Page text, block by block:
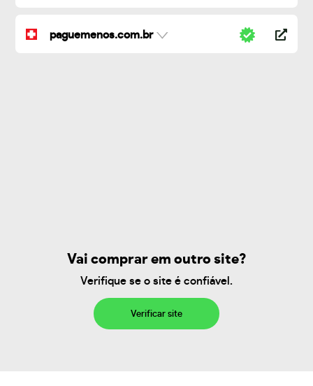
paguemenos.com.br
Vai comprar em outro site?
Verifique se o site é confiável.
Verificar site